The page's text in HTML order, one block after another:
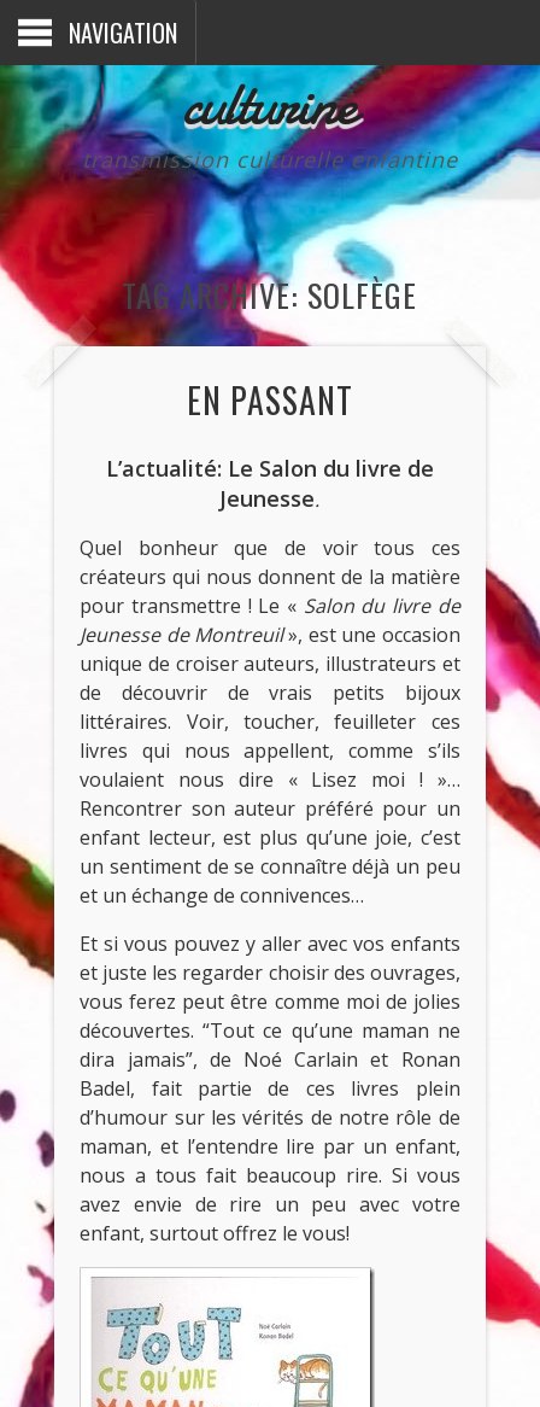
NAVIGATION
culturine
transmission culturelle enfantine
TAG ARCHIVE: SOLFÈGE
EN PASSANT
L’actualité: Le Salon du livre de
Jeunesse.
Quel bonheur que de voir tous ces
créateurs qui nous donnent de la matière
pour transmettre ! Le « Salon du livre de
Jeunesse de Montreuil», est une occasion
unique de croiser auteurs, illustrateurs et
de découvrir de vrais petits bijoux
littéraires. Voir, toucher, feuilleter ces
livres qui nous appellent, comme s’ils
voulaient nous dire « Lisez moi ! »…
Rencontrer son auteur préféré pour un
enfant lecteur, est plus qu’une joie, c’est
un sentiment de se connaître déjà un peu
et un échange de connivences…
Et si vous pouvez y aller avec vos enfants
et juste les regarder choisir des ouvrages,
vous ferez peut être comme moi de jolies
découvertes. “Tout ce qu’une maman ne
dira jamais”, de Noé Carlain et Ronan
Badel, fait partie de ces livres plein
d’humour sur les vérités de notre rôle de
maman, et l’entendre lire par un enfant,
nous a tous fait beaucoup rire. Si vous
avez envie de rire un peu avec votre
enfant, surtout offrez le vous!